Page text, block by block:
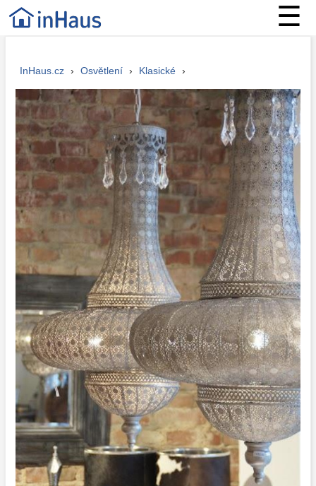
☰
InHaus.cz › Osvětlení › Klasické ›